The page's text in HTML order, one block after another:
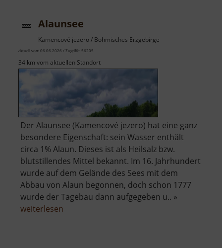
Alaunsee
Kamencové jezero / Böhmisches Erzgebirge
aktuell vom 06.06.2026 / Zugriffe: 56205
34 km vom aktuellen Standort
Der Alaunsee (Kamencové jezero) hat eine ganz
besondere Eigenschaft: sein Wasser enthält
circa 1% Alaun. Dieses ist als Heilsalz bzw.
blutstillendes Mittel bekannt. Im 16. Jahrhundert
wurde auf dem Gelände des Sees mit dem
Abbau von Alaun begonnen, doch schon 1777
wurde der Tagebau dann aufgegeben u.. »
weiterlesen